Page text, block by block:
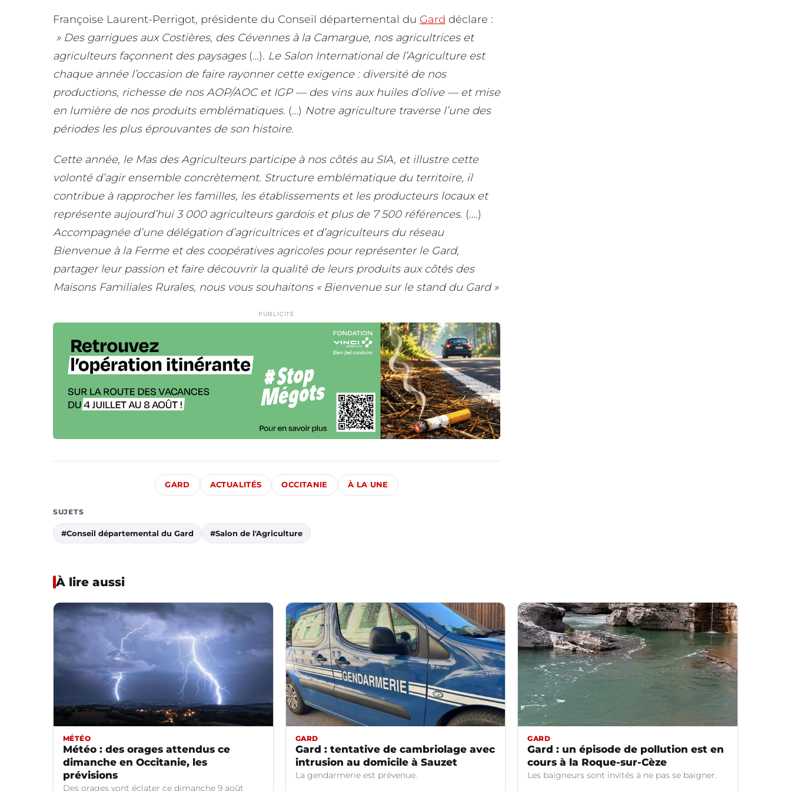
Françoise Laurent-Perrigot, présidente du Conseil départemental du Gard déclare :
» Des garrigues aux Costières, des Cévennes à la Camargue, nos agricultrices et
agriculteurs façonnent des paysages(…). Le Salon International de l’Agriculture est
chaque année l’occasion de faire rayonner cette exigence : diversité de nos
productions, richesse de nos AOP/AOC et IGP — des vins aux huiles d’olive — et mise
en lumière de nos produits emblématiques. (…) Notre agriculture traverse l’une des
périodes les plus éprouvantes de son histoire.
Cette année, le Mas des Agriculteurs participe à nos côtés au SIA, et illustre cette
volonté d’agir ensemble concrètement. Structure emblématique du territoire, il
contribue à rapprocher les familles, les établissements et les producteurs locaux et
représente aujourd’hui 3 000 agriculteurs gardois et plus de 7 500 références. (….)
Accompagnée d’une délégation d’agricultrices et d’agriculteurs du réseau
Bienvenue à la Ferme et des coopératives agricoles pour représenter le Gard,
partager leur passion et faire découvrir la qualité de leurs produits aux côtés des
Maisons Familiales Rurales, nous vous souhaitons « Bienvenue sur le stand du Gard »
PUBLICITÉ
GARD ACTUALITÉS OCCITANIE À LA UNE
SUJETS
#Conseil départemental du Gard #Salon de l'Agriculture
À lire aussi
MÉTÉO
Météo : des orages attendus ce
dimanche en Occitanie, les
prévisions
Des orages vont éclater ce dimanche 9 août
GARD
Gard : tentative de cambriolage avec
intrusion au domicile à Sauzet
La gendarmerie est prévenue.
GARD
Gard : un épisode de pollution est en
cours à la Roque-sur-Cèze
Les baigneurs sont invités à ne pas se baigner.